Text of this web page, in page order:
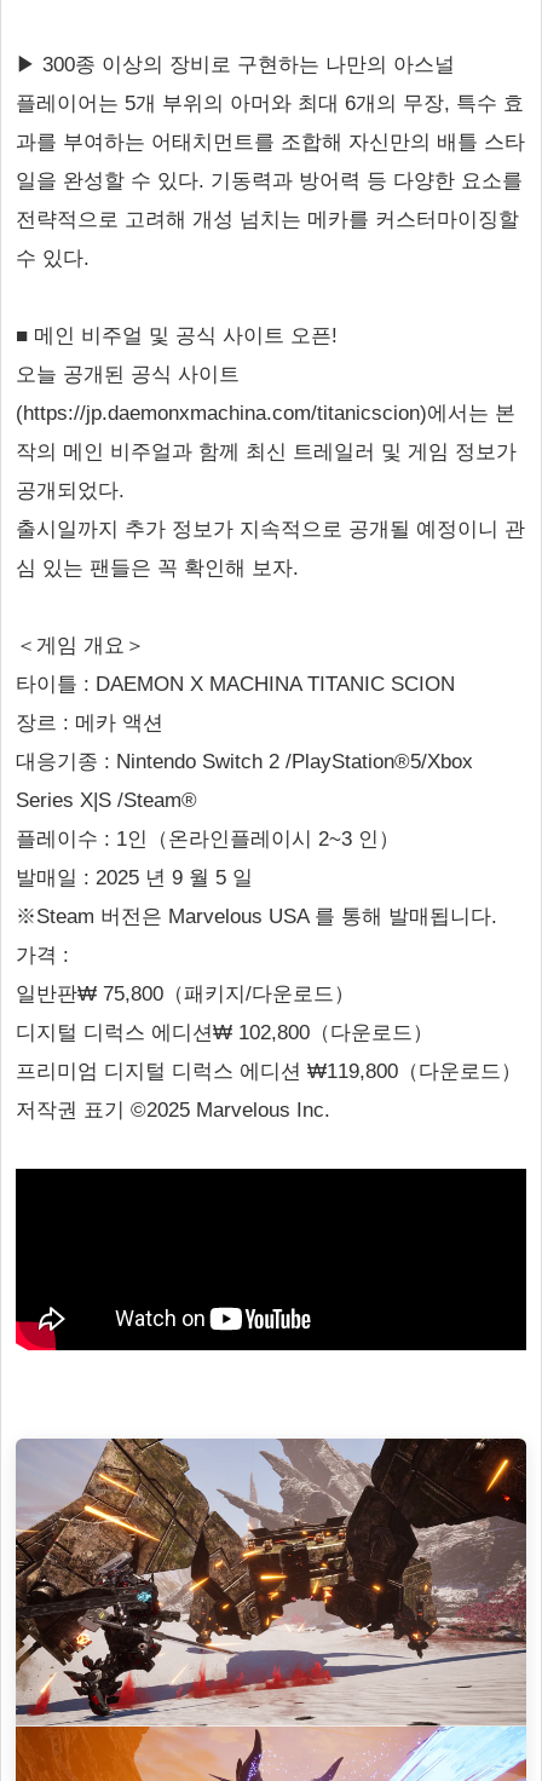
▶ 300종 이상의 장비로 구현하는 나만의 아스널
플레이어는 5개 부위의 아머와 최대 6개의 무장, 특수 효
과를 부여하는 어태치먼트를 조합해 자신만의 배틀 스타
일을 완성할 수 있다. 기동력과 방어력 등 다양한 요소를
전략적으로 고려해 개성 넘치는 메카를 커스터마이징할
수 있다.
■ 메인 비주얼 및 공식 사이트 오픈!
오늘 공개된 공식 사이트
(https://jp.daemonxmachina.com/titanicscion)에서는 본
작의 메인 비주얼과 함께 최신 트레일러 및 게임 정보가
공개되었다.
출시일까지 추가 정보가 지속적으로 공개될 예정이니 관
심 있는 팬들은 꼭 확인해 보자.
＜게임 개요＞
타이틀 : DAEMON X MACHINA TITANIC SCION
장르 : 메카 액션
대응기종 : Nintendo Switch 2 /PlayStation®5/Xbox
Series X|S /Steam®
플레이수 : 1인（온라인플레이시 2~3 인）
발매일 : 2025 년 9 월 5 일
※Steam 버전은 Marvelous USA 를 통해 발매됩니다.
가격 :
일반판₩ 75,800（패키지/다운로드）
디지털 디럭스 에디션₩ 102,800（다운로드）
프리미엄 디지털 디럭스 에디션 ₩119,800（다운로드）
저작권 표기 ©2025 Marvelous Inc.